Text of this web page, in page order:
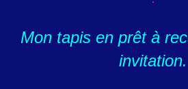
Mon tapis en prêt à
invitation.